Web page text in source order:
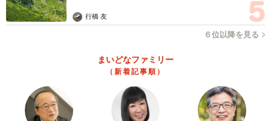
行橋 友
６位以降を見る
まいどなファミリー
（新着記事順）